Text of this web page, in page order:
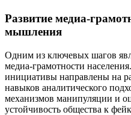
Развитие медиа-
мышления
Одним из ключевых шагов
медиа-грамотности
инициативы направлены на
навыков аналитического
механизмов манипуляции и
устойчивость общества к